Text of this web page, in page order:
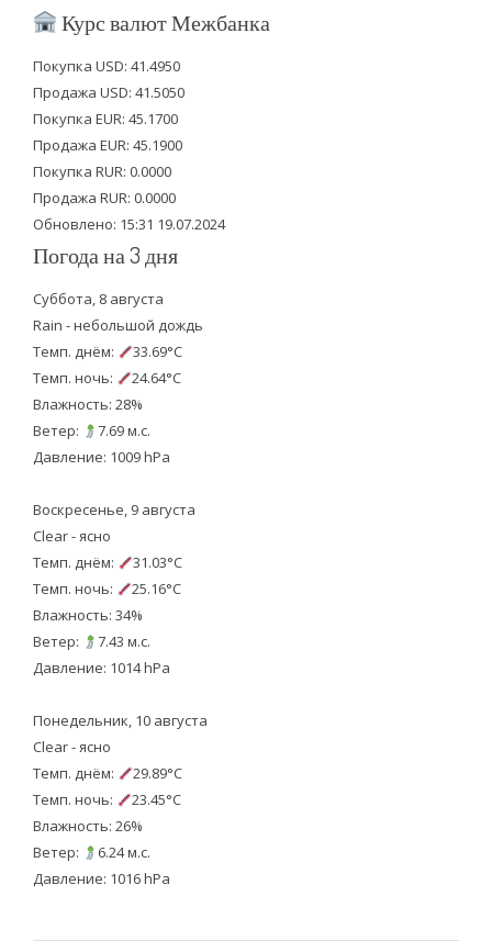
i
t
e
r
c
b
o
o
k
u
u
b
e
Курс валют Межбанка
Покупка USD: 41.4950
Продажа USD: 41.5050
Покупка EUR: 45.1700
Продажа EUR: 45.1900
Покупка RUR: 0.0000
Продажа RUR: 0.0000
Обновлено: 15:31 19.07.2024
Погода на 3 дня
Суббота, 8 августа
Rain - небольшой дождь
Темп. днём:
33.69°C
Темп. ночь:
24.64°C
Влажность: 28%
Ветер:
7.69 м.с.
Давление: 1009 hPa
Воскресенье, 9 августа
Clear - ясно
Темп. днём:
31.03°C
Темп. ночь:
25.16°C
Влажность: 34%
Ветер:
7.43 м.с.
Давление: 1014 hPa
Понедельник, 10 августа
Clear - ясно
Темп. днём:
29.89°C
Темп. ночь:
23.45°C
Влажность: 26%
Ветер:
6.24 м.с.
Давление: 1016 hPa